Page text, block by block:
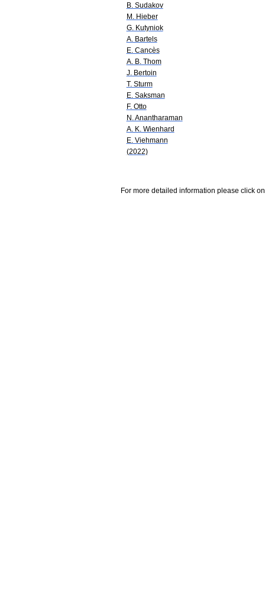
B. Sudakov
M. Hieber
G. Kutyniok
A. Bartels
E. Cancès
A. B. Thom
J. Bertoin
T. Sturm
E. Saksman
F. Otto
N. Anantharaman
A. K. Wienhard
E. Viehmann
(2022)
For more detailed information please click